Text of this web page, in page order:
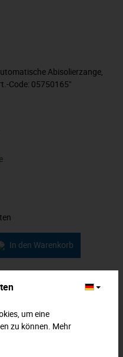
Abisolierzange,
Code: 05750165"
In den Warenkorb
Mit automatischer
Leiters. Für PVC-isolierte
um eine
zu können. Mehr